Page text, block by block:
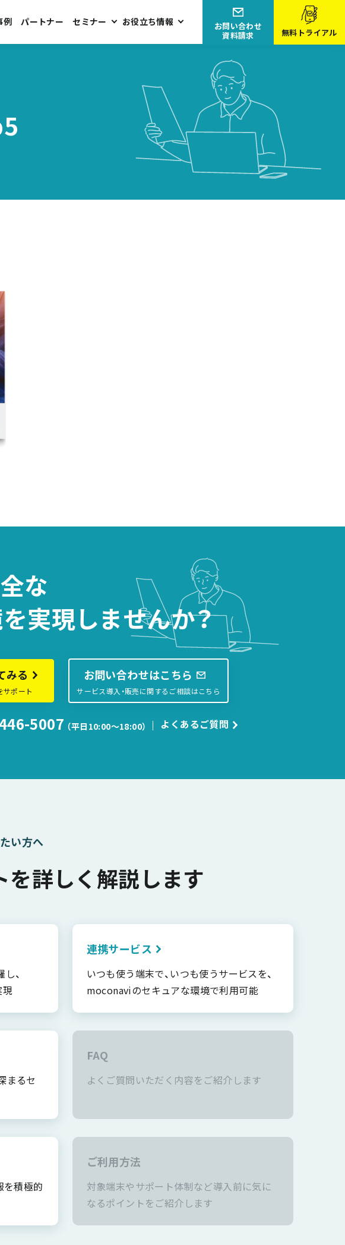
例 パートナー セミナー お役立ち情報
無料トライアル
お問い合わせ
資料請求
な
実現しませんか？
みる
サポート
お問い合わせはこちら
サービス導入・販売に関するご相談はこちら
5007 （平日10:00〜18:00） よくあるご質問
い方へ
詳しく解説します
、
連携サービス
いつも使う端末で、いつも使うサービスを、
moconaviのセキュアな環境で利用可能
まるセ
FAQ
よくご質問いただく内容をご紹介します
を積極的
ご利用方法
対象端末やサポート体制など導入前に気に
なるポイントをご紹介します